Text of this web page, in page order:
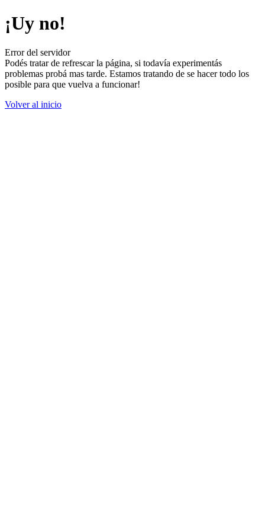
¡Uy no!
Error del servidor
Podés tratar de refrescar la página, si todavía experimentás
problemas probá mas tarde. Estamos tratando de se hacer todo los
posible para que vuelva a funcionar!
Volver al inicio